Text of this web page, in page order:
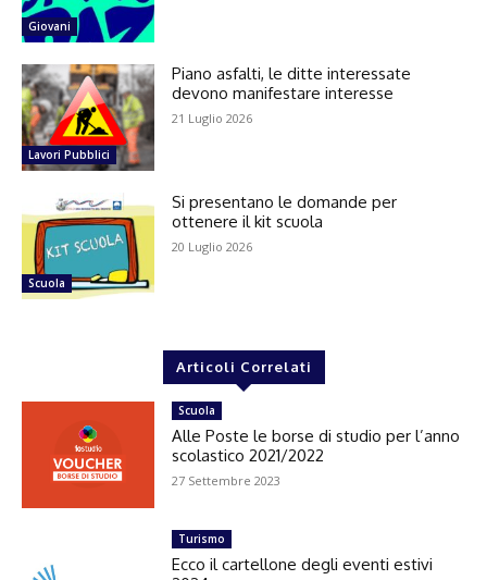
Giovani
Lavori Pubblici
Piano asfalti, le ditte interessate
devono manifestare interesse
21 Luglio 2026
Scuola
Si presentano le domande per
ottenere il kit scuola
20 Luglio 2026
Articoli Correlati
Scuola
Alle Poste le borse di studio per l’anno
scolastico 2021/2022
27 Settembre 2023
Turismo
Ecco il cartellone degli eventi estivi